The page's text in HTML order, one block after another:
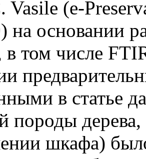
Vasile (е-
на основании
в том числе
в статье
породы
шкафа)